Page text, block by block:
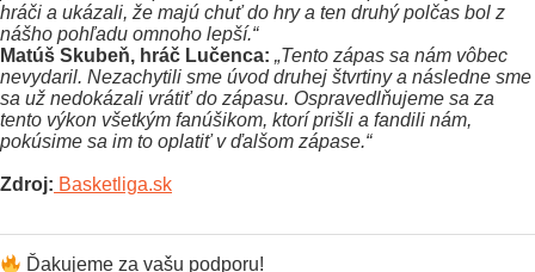
hráči a ukázali, že majú chuť do hry a ten druhý polčas bol z
nášho pohľadu omnoho lepší.“
Matúš Skubeň, hráč Lučenca: „Tento zápas sa nám vôbec
nevydaril. Nezachytili sme úvod druhej štvrtiny a následne sme
sa už nedokázali vrátiť do zápasu. Ospravedlňujeme sa za
tento výkon všetkým fanúšikom, ktorí prišli a fandili nám,
pokúsime sa im to oplatiť v ďalšom zápase.“
Zdroj: Basketliga.sk
Ďakujeme za vašu podporu!